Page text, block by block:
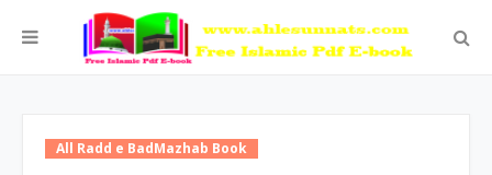
All Radd e BadMazhab Book